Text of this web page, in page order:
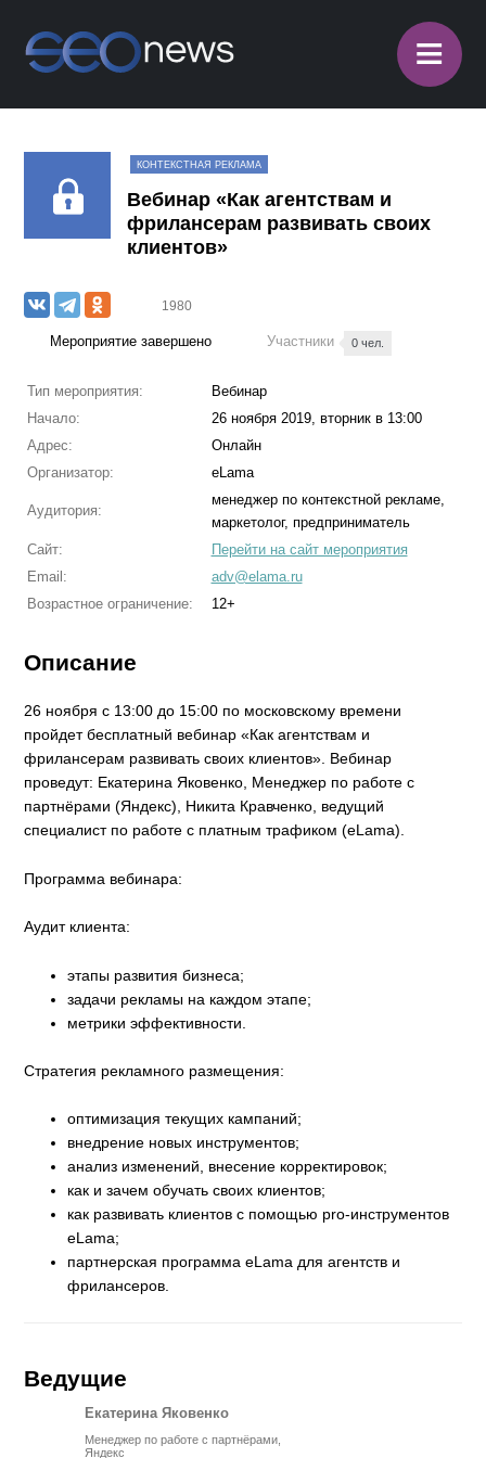
≡
КОНТЕКСТНАЯ РЕКЛАМА
Вебинар «Как агентствам и
фрилансерам развивать своих
клиентов»
1980
Мероприятие завершено Участники 0 чел.
Тип мероприятия:
Вебинар
Начало:
26 ноября 2019, вторник в 13:00
Адрес:
Онлайн
Организатор:
eLama
Аудитория:
менеджер по контекстной рекламе,
маркетолог, предприниматель
Сайт:
Перейти на сайт мероприятия
Email:
adv@elama.ru
Возрастное ограничение:
12+
Описание
26 ноября с 13:00 до 15:00 по московскому времени
пройдет бесплатный вебинар «Как агентствам и
фрилансерам развивать своих клиентов». Вебинар
проведут: Екатерина Яковенко, Менеджер по работе с
партнёрами (Яндекс), Никита Кравченко, ведущий
специалист по работе с платным трафиком (eLama).
Программа вебинара:
Аудит клиента:
этапы развития бизнеса;
задачи рекламы на каждом этапе;
метрики эффективности.
Стратегия рекламного размещения:
оптимизация текущих кампаний;
внедрение новых инструментов;
анализ изменений, внесение корректировок;
как и зачем обучать своих клиентов;
как развивать клиентов с помощью pro-инструментов
eLama;
партнерская программа eLama для агентств и
фрилансеров.
Ведущие
Екатерина Яковенко
Менеджер по работе с партнёрами,
Яндекс